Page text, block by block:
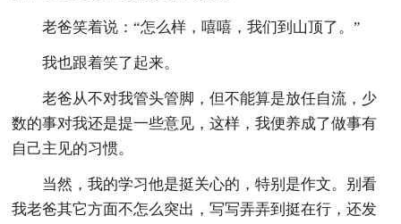
老爸笑着说：“怎么样，嘻嘻，我们到山顶了。”
我也跟着笑了起来。
老爸从不对我管头管脚，但不能算是放任自流，少
数的事对我还是提一些意见，这样，我便养成了做事有
自己主见的习惯。
当然，我的学习他是挺关心的，特别是作文。别看
我老爸其它方面不怎么突出，写写弄弄到挺在行，还发